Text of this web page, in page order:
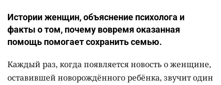
Истории женщин, объяснение психолога и
факты о том, почему вовремя оказанная
помощь помогает сохранить семью.
Каждый раз, когда появляется новость о женщине,
оставившей новорождённого ребёнка, звучит один